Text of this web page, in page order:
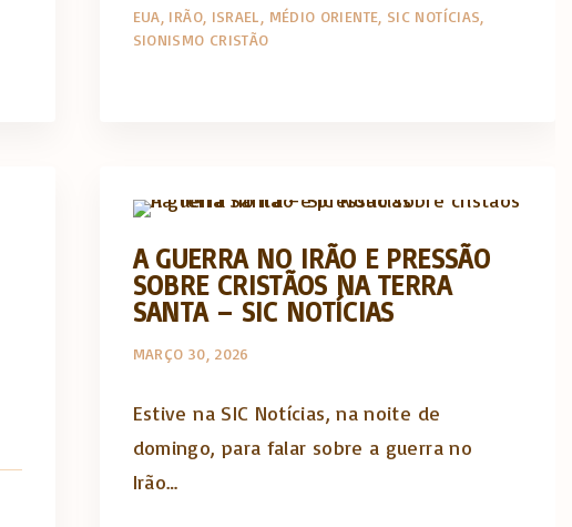
EUA IRÃO ISRAEL MÉDIO ORIENTE SIC NOTÍCIAS
SIONISMO CRISTÃO
A GUERRA NO IRÃO E PRESSÃO
SOBRE CRISTÃOS NA TERRA
SANTA – SIC NOTÍCIAS
MARÇO 30, 2026
Estive na SIC Notícias, na noite de
domingo, para falar sobre a guerra no
Irão…